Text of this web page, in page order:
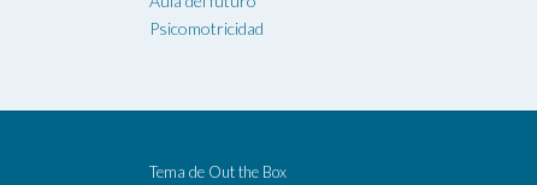
Psicomotricidad
Tema de Out the Box